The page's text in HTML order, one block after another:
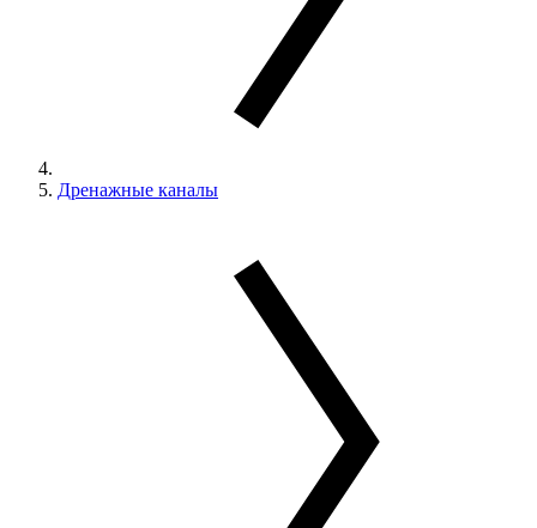
Дренажные каналы